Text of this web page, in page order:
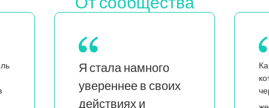
Как мама близнецов,
чернокожей и квир-